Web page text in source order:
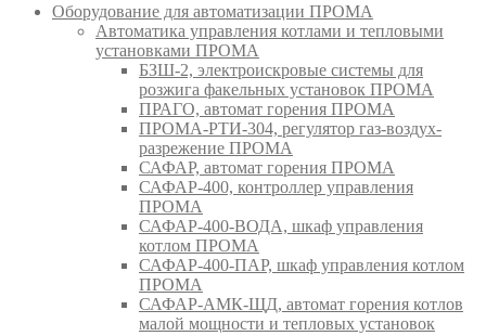
Оборудование для автоматизации ПРОМА
Автоматика управления котлами и тепловыми
установками ПРОМА
БЗШ-2, электроискровые системы для
розжига факельных установок ПРОМА
ПРАГО, автомат горения ПРОМА
ПРОМА-РТИ-304, регулятор газ-воздух-
разрежение ПРОМА
САФАР, автомат горения ПРОМА
САФАР-400, контроллер управления
ПРОМА
САФАР-400-ВОДА, шкаф управления
котлом ПРОМА
САФАР-400-ПАР, шкаф управления котлом
ПРОМА
САФАР-АМК-ЩД, автомат горения котлов
малой мощности и тепловых установок